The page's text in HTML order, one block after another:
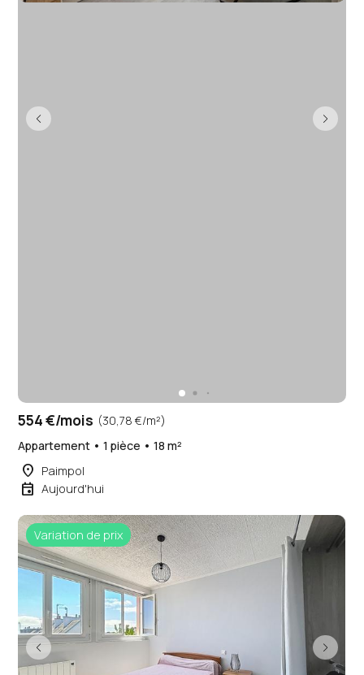
554 €/mois (30,78 €/m²)
Appartement • 1 pièce • 18 m²
place Paimpol
event Aujourd'hui
Variation de prix